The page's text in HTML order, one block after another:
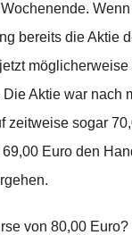
bereits die Aktie
möglicherweise
Aktie war nach
zeitweise sogar
Euro den
von 80,00 Euro?